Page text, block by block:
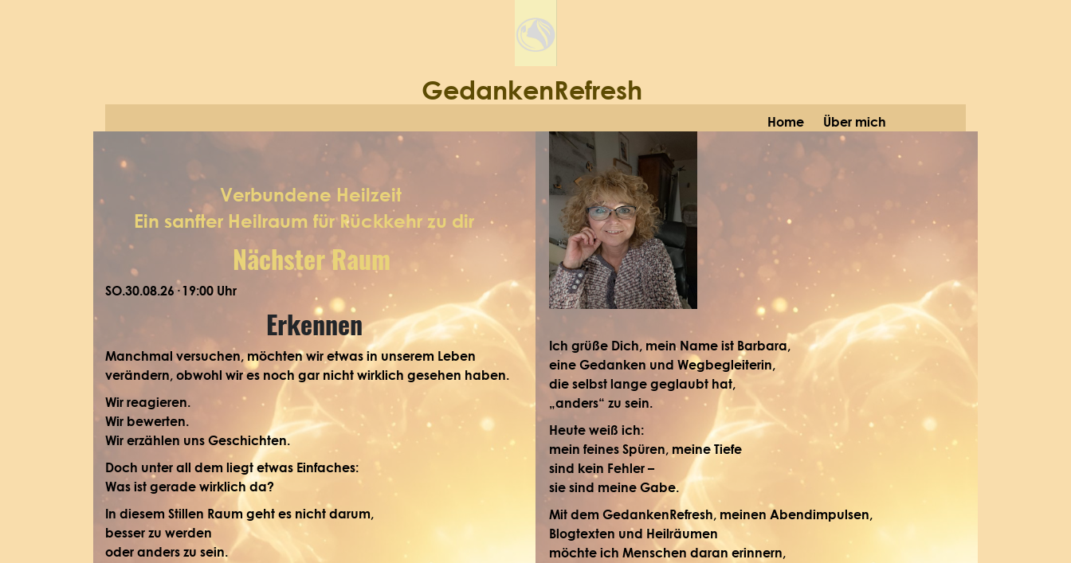
GedankenRefresh
Home Über mich
Verbundene Heilzeit
Ein sanfter Heilraum für Rückkehr zu dir
Nächster Raum
SO.30.08.26· 19:00 Uhr
Erkennen
Manchmal versuchen, möchten wir etwas in unserem Leben
verändern, obwohl wir es noch gar nicht wirklich gesehen haben.
Wir reagieren.
Wir bewerten.
Wir erzählen uns Geschichten.
Doch unter all dem liegt etwas Einfaches:
Was ist gerade wirklich da?
In diesem Stillen Raum geht es nicht darum,
besser zu werden
oder anders zu sein.
Ich grüße Dich, mein Name ist Barbara,
eine Gedanken und Wegbegleiterin,
die selbst lange geglaubt hat,
„anders“ zu sein.
Heute weiß ich:
mein feines Spüren, meine Tiefe
sind kein Fehler –
sie sind meine Gabe.
Mit dem GedankenRefresh, meinen Abendimpulsen,
Blogtexten und Heilräumen
möchte ich Menschen daran erinnern,